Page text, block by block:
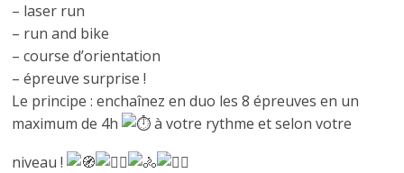
– laser run
– run and bike
– course d’orientation
– épreuve surprise !
Le principe : enchaînez en duo les 8 épreuves en un
maximum de 4h
à votre rythme et selon votre
niveau !